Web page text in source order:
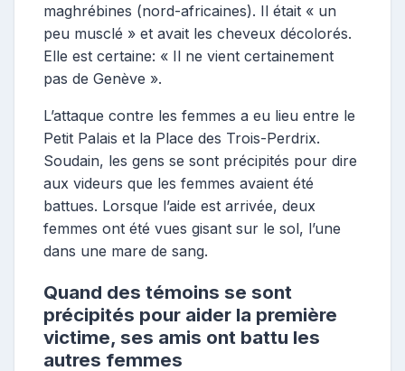
maghrébines (nord-africaines). Il était « un
peu musclé » et avait les cheveux décolorés.
Elle est certaine: « Il ne vient certainement
pas de Genève ».
L’attaque contre les femmes a eu lieu entre le
Petit Palais et la Place des Trois-Perdrix.
Soudain, les gens se sont précipités pour dire
aux videurs que les femmes avaient été
battues. Lorsque l’aide est arrivée, deux
femmes ont été vues gisant sur le sol, l’une
dans une mare de sang.
Quand des témoins se sont
précipités pour aider la première
victime, ses amis ont battu les
autres femmes